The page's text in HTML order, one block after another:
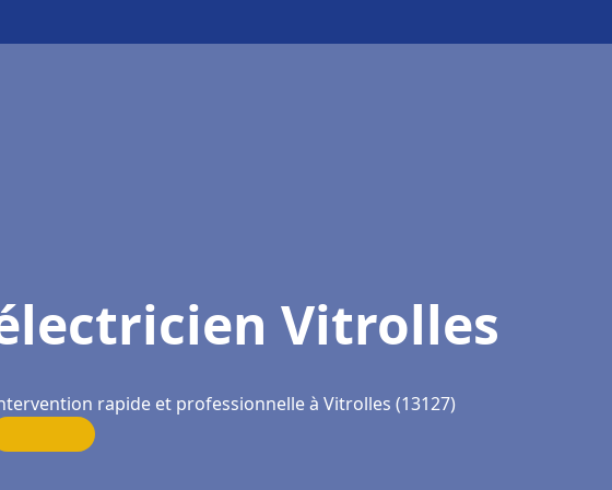
Vitrolles
rapide et professionnelle à Vitrolles (13127)